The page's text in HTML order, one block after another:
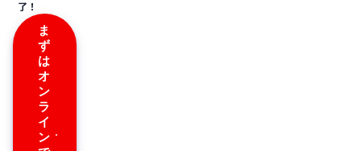
了！
ま
ず
は
オ
ン
ラ
イ
ン